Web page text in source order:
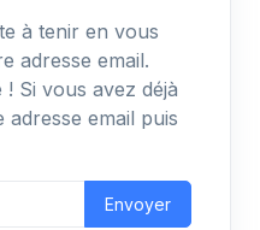
à tenir en vous
adresse email.
Si vous avez déjà
email puis
Envoyer